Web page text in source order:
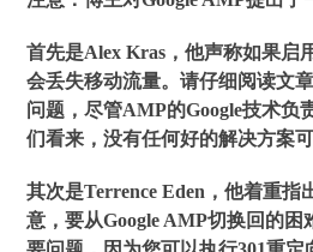
首先是Alex Kras，他声称如果启
会丢失移动流量。请仔细阅读文
问题，尽管AMP的Google技术负
们看来，没有任何好的解决方案
其次是Terrence Eden，他着重指
意，要从Google AMP切换回的